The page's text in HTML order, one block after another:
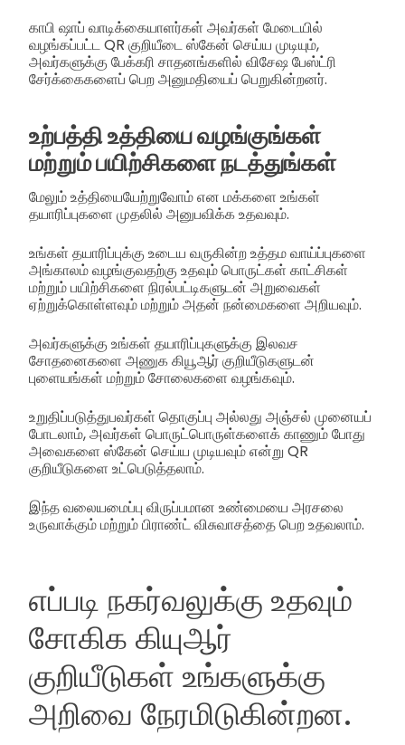
காபி ஷாப் வாடிக்கையாளர்கள் அவர்கள் மேடையில்
வழங்கப்பட்ட QR குறியீடை ஸ்கேன் செய்ய முடியும்,
அவர்களுக்கு பேக்கரி சாதனங்களில் விசேஷ பேஸ்ட்ரி
சேர்க்கைகளைப் பெற அனுமதியைப் பெறுகின்றனர்.
உற்பத்தி உத்தியை வழங்குங்கள்
மற்றும் பயிற்சிகளை நடத்துங்கள்
மேலும் உத்தியையேற்றுவோம் என மக்களை உங்கள்
தயாரிப்புகளை முதலில் அனுபவிக்க உதவவும்.
உங்கள் தயாரிப்புக்கு உடைய வருகின்ற உத்தம வாய்ப்புகளை
அங்காலம் வழங்குவதற்கு உதவும் பொருட்கள் காட்சிகள்
மற்றும் பயிற்சிகளை நிரல்பட்டிகளுடன் அறுவைகள்
ஏற்றுக்கொள்ளவும் மற்றும் அதன் நன்மைகளை அறியவும்.
அவர்களுக்கு உங்கள் தயாரிப்புகளுக்கு இலவச
சோதனைகளை அணுக கியூஆர் குறியீடுகளுடன்
புளையங்கள் மற்றும் சோலைகளை வழங்கவும்.
உறுதிப்படுத்துபவர்கள் தொகுப்பு அல்லது அஞ்சல் முனையப்
போடலாம், அவர்கள் பொருட்பொருள்களைக் காணும் போது
அவைகளை ஸ்கேன் செய்ய முடியவும் என்று QR
குறியீடுகளை உட்பெடுத்தலாம்.
இந்த வலையமைப்பு விருப்பமான உண்மையை அரசலை
உருவாக்கும் மற்றும் பிராண்ட் விசுவாசத்தை பெற உதவலாம்.
எப்படி நகர்வலுக்கு உதவும்
சோகிக கியுஆர்
குறியீடுகள் உங்களுக்கு
அறிவை நேரமிடுகின்றன.